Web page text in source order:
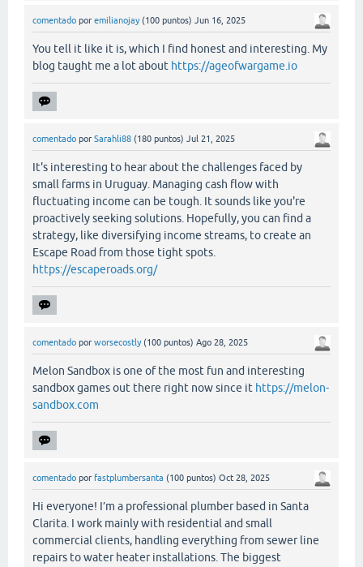
comentado por emilianojay (100 puntos) Jun 16, 2025
You tell it like it is, which I find honest and interesting. My
blog taught me a lot about https://ageofwargame.io
comentado por Sarahli88 (180 puntos) Jul 21, 2025
It's interesting to hear about the challenges faced by
small farms in Uruguay. Managing cash flow with
fluctuating income can be tough. It sounds like you're
proactively seeking solutions. Hopefully, you can find a
strategy, like diversifying income streams, to create an
Escape Road from those tight spots.
https://escaperoads.org/
comentado por worsecostly (100 puntos) Ago 28, 2025
Melon Sandbox is one of the most fun and interesting
sandbox games out there right now since it https://melon-
sandbox.com
comentado por fastplumbersanta (100 puntos) Oct 28, 2025
Hi everyone! I’m a professional plumber based in Santa
Clarita. I work mainly with residential and small
commercial clients, handling everything from sewer line
repairs to water heater installations. The biggest